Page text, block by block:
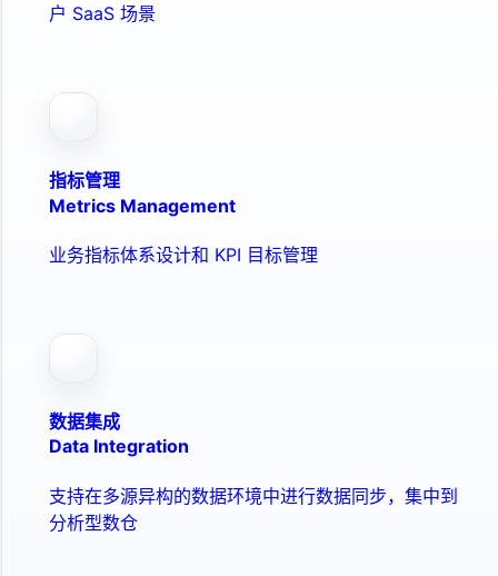
户 SaaS 场景
指标管理
Metrics Management
业务指标体系设计和 KPI 目标管理
数据集成
Data Integration
支持在多源异构的数据环境中进行数据同步，集中到
分析型数仓